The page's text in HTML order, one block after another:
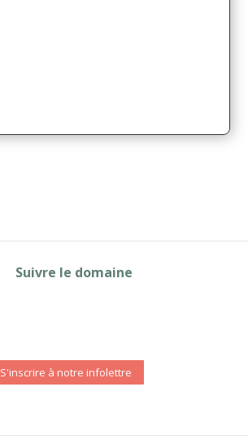
Suivre le domaine
S'inscrire à notre infolettre